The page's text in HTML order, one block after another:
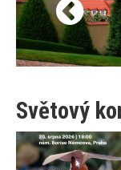
Světový